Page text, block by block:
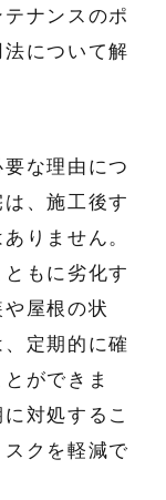
ナンスのポ
について解
な理由につ
、施工後す
りません。
もに劣化す
屋根の状
定期的に確
ができま
対処するこ
クを軽減で